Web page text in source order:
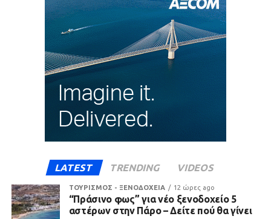
LATEST TRENDING VIDEOS
ΤΟΥΡΙΣΜΟΣ - ΞΕΝΟΔΟΧΕΙΑ 12 ώρες ago
“Πράσινο φως” για νέο ξενοδοχείο 5
αστέρων στην Πάρο – Δείτε πού θα γίνει